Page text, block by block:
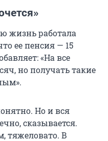
жизнь работала
ее пенсия — 15
«На все
но получать такие
Но и вся
сказывается.
тяжеловато. В